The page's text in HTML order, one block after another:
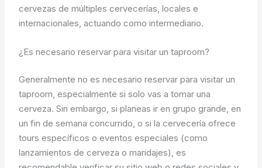
cervezas de múltiples cervecerías, locales e
internacionales, actuando como intermediario.
¿Es necesario reservar para visitar un taproom?
Generalmente no es necesario reservar para visitar un
taproom, especialmente si solo vas a tomar una
cerveza. Sin embargo, si planeas ir en grupo grande, en
un fin de semana concurrido, o si la cervecería ofrece
tours específicos o eventos especiales (como
lanzamientos de cerveza o maridajes), es